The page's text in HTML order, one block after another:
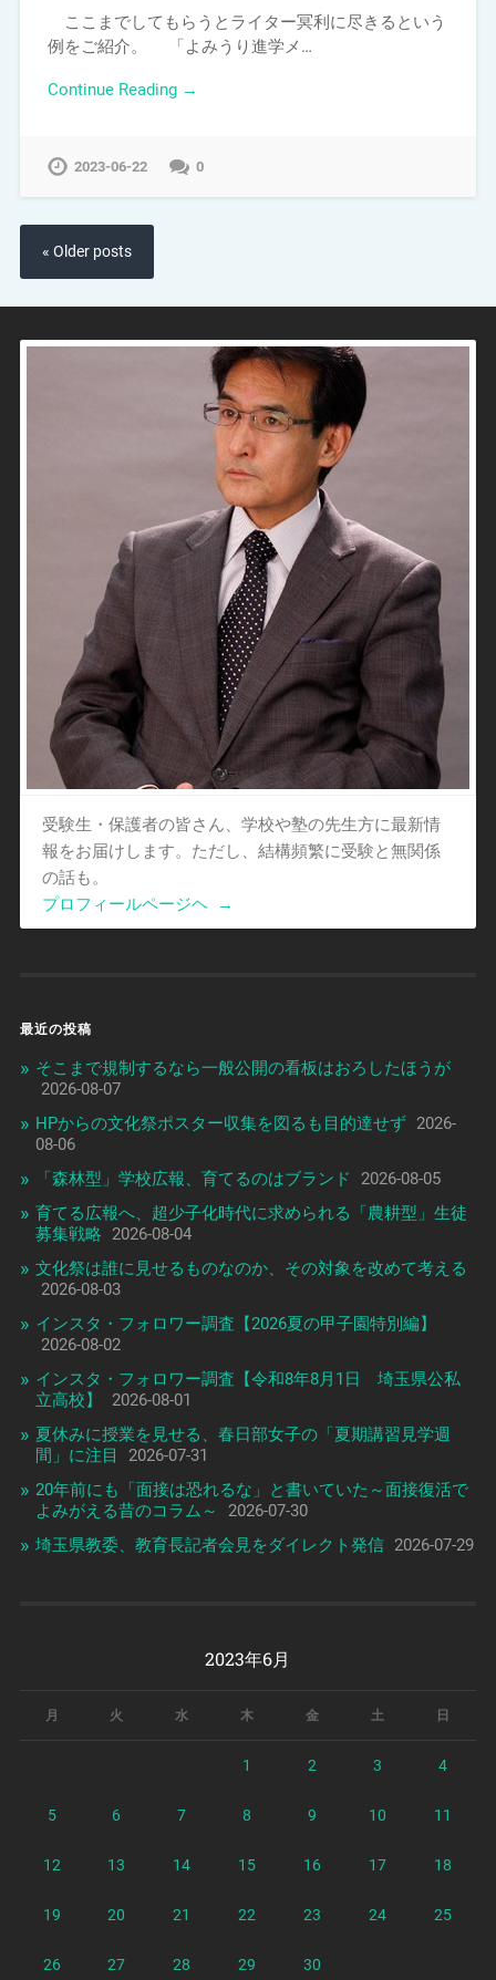
ここまでしてもらうとライター冥利に尽きるという
例をご紹介。 「よみうり進学メ…
Continue Reading →
2023-06-22 0
« Older posts
受験生・保護者の皆さん、学校や塾の先生方に最新情
報をお届けします。ただし、結構頻繁に受験と無関係
の話も。
プロフィールページヘ
→
最近の投稿
そこまで規制するなら一般公開の看板はおろしたほうが
2026-08-07
HPからの文化祭ポスター収集を図るも目的達せず 2026-
08-06
「森林型」学校広報、育てるのはブランド
2026-08-05
育てる広報へ、超少子化時代に求められる「農耕型」生徒
募集戦略
2026-08-04
文化祭は誰に見せるものなのか、その対象を改めて考える
2026-08-03
インスタ・フォロワー調査【2026夏の甲子園特別編】
2026-08-02
インスタ・フォロワー調査【令和8年8月1日 埼玉県公私
立高校】
2026-08-01
夏休みに授業を見せる、春日部女子の「夏期講習見学週
間」に注目
2026-07-31
20年前にも「面接は恐れるな」と書いていた～面接復活で
よみがえる昔のコラム～
2026-07-30
埼玉県教委、教育長記者会見をダイレクト発信 2026-07-29
2023年6月
月 火 水 木 金 土 日
1 2 3 4
5 6 7 8 9 10 11
12 13 14 15 16 17 18
19 20 21 22 23 24 25
26 27 28 29 30